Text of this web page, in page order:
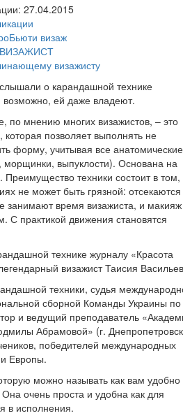
27.04.2015
визаж
визажисту
о карандашной технике
ей даже владеют.
по мнению многих визажистов, – это
позволяет выполнять не
форму, учитывая все анатомические
морщинки, выпуклости). Основана на
техники состоит в том,
не может быть грязной: отсекаются
занимают время визажиста, и макияж
С практикой движения становятся
технике журналу «Красота
визажист Таисия
техники, судья
сборной Команды Украины по
и ведущий преподаватель
Абрамовой» (г.
победителей международных
Европы.
можно называть как вам удобно
очень проста и удобна как для
в исполнения.